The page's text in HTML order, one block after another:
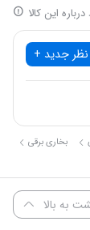
این کالا
نظر جدید +
بخاری برقی
به بالا